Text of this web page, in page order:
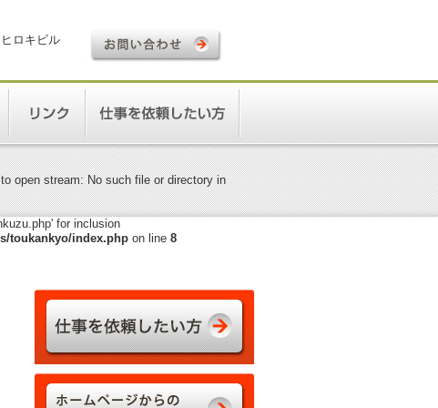
ロキビル
open stream: No such file or directory in
for inclusion
toukankyo/index.phpon line 8